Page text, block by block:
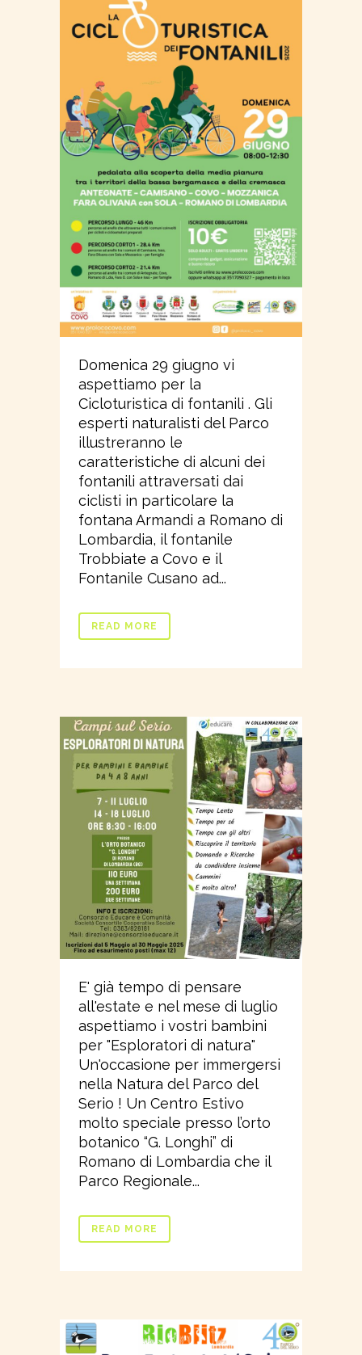
Domenica 29 giugno vi
aspettiamo per la
Cicloturistica di fontanili . Gli
esperti naturalisti del Parco
illustreranno le
caratteristiche di alcuni dei
fontanili attraversati dai
ciclisti in particolare la
fontana Armandi a Romano di
Lombardia, il fontanile
Trobbiate a Covo e il
Fontanile Cusano ad...
READ MORE
E' già tempo di pensare
all'estate e nel mese di luglio
aspettiamo i vostri bambini
per "Esploratori di natura"
Un'occasione per immergersi
nella Natura del Parco del
Serio ! Un Centro Estivo
molto speciale presso l’orto
botanico “G. Longhi” di
Romano di Lombardia che il
Parco Regionale...
READ MORE